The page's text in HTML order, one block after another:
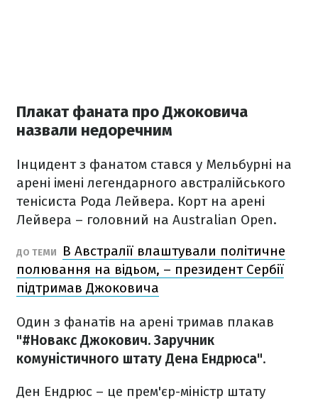
Плакат фаната про Джоковича
назвали недоречним
Інцидент з фанатом стався у Мельбурні на
арені імені легендарного австралійського
тенісиста Рода Лейвера. Корт на арені
Лейвера – головний на Australian Open.
ДО ТЕМИ
В Австралії влаштували політичне
полювання на відьом, – президент Сербії
підтримав Джоковича
Один з фанатів на арені тримав плакав
"#Новакс Джокович. Заручник
комуністичного штату Дена Ендрюса".
Ден Ендрюс – це прем'єр-міністр штату